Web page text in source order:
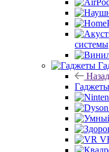
системы
Назад
Гаджеты